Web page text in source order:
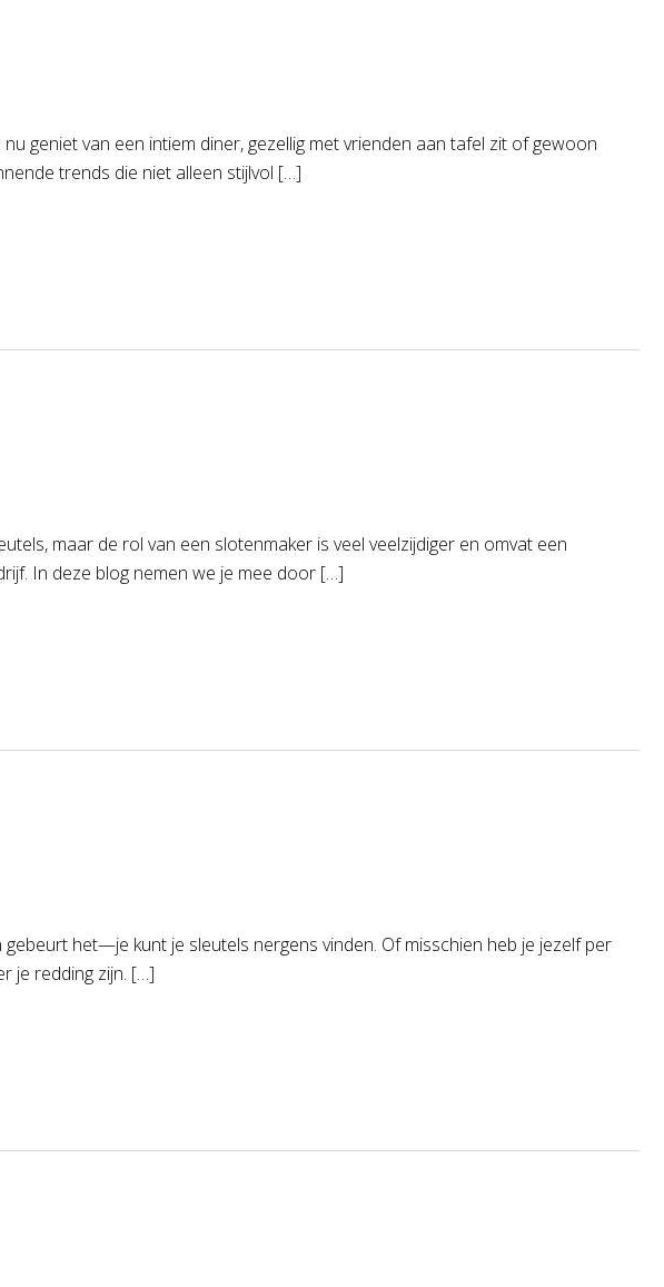
geniet van een intiem diner, gezellig met vrienden aan tafel zit of gewoon
trends die niet alleen stijlvol […]
maar de rol van een slotenmaker is veel veelzijdiger en omvat een
In deze blog nemen we je mee door […]
het—je kunt je sleutels nergens vinden. Of misschien heb je jezelf per
je redding zijn. […]